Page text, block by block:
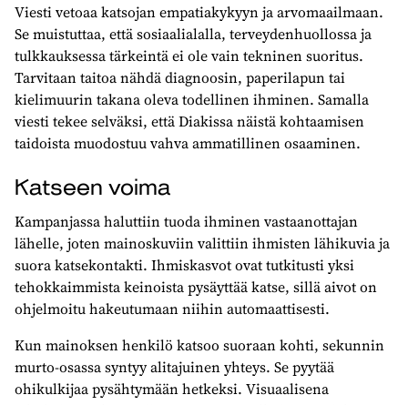
Viesti vetoaa katsojan empatiakykyyn ja arvomaailmaan.
Se muistuttaa, että sosiaalialalla, terveydenhuollossa ja
tulkkauksessa tärkeintä ei ole vain tekninen suoritus.
Tarvitaan taitoa nähdä diagnoosin, paperilapun tai
kielimuurin takana oleva todellinen ihminen. Samalla
viesti tekee selväksi, että Diakissa näistä kohtaamisen
taidoista muodostuu vahva ammatillinen osaaminen.
Katseen voima
Kampanjassa haluttiin tuoda ihminen vastaanottajan
lähelle, joten mainoskuviin valittiin ihmisten lähikuvia ja
suora katsekontakti. Ihmiskasvot ovat tutkitusti yksi
tehokkaimmista keinoista pysäyttää katse, sillä aivot on
ohjelmoitu hakeutumaan niihin automaattisesti.
Kun mainoksen henkilö katsoo suoraan kohti, sekunnin
murto-osassa syntyy alitajuinen yhteys. Se pyytää
ohikulkijaa pysähtymään hetkeksi. Visuaalisena